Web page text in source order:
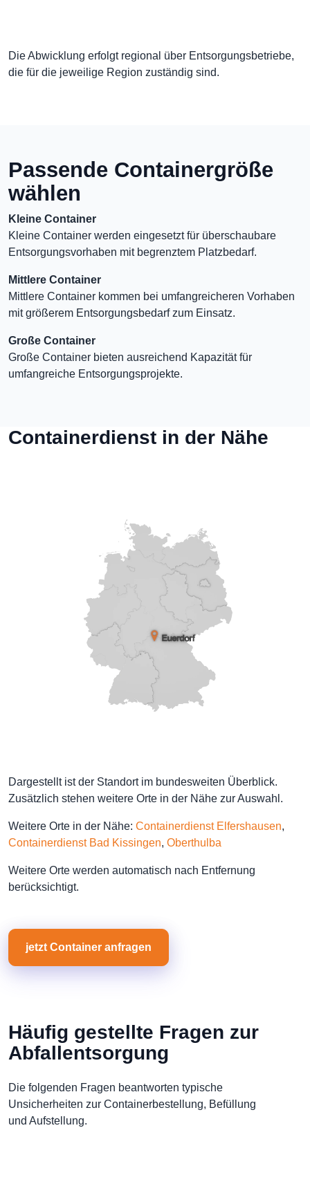
Die Abwicklung erfolgt regional über Entsorgungsbetriebe,
die für die jeweilige Region zuständig sind.
Passende Containergröße
wählen
Kleine Container
Kleine Container werden eingesetzt für überschaubare
Entsorgungsvorhaben mit begrenztem Platzbedarf.
Mittlere Container
Mittlere Container kommen bei umfangreicheren Vorhaben
mit größerem Entsorgungsbedarf zum Einsatz.
Große Container
Große Container bieten ausreichend Kapazität für
umfangreiche Entsorgungsprojekte.
Containerdienst in der Nähe
Dargestellt ist der Standort im bundesweiten Überblick.
Zusätzlich stehen weitere Orte in der Nähe zur Auswahl.
Weitere Orte in der Nähe: Containerdienst Elfershausen,
Containerdienst Bad Kissingen, Oberthulba
Weitere Orte werden automatisch nach Entfernung
berücksichtigt.
jetzt Container anfragen
Häufig gestellte Fragen zur
Abfallentsorgung
Die folgenden Fragen beantworten typische
Unsicherheiten zur Containerbestellung, Befüllung
und Aufstellung.